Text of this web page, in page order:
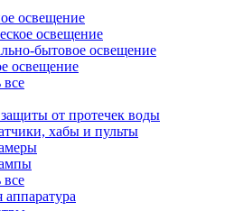
освещение
освещение
бытовое освещение
освещение
все
от протечек воды
хабы и пульты
все
аппаратура